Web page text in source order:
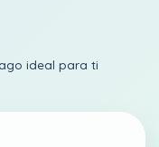
ideal para ti